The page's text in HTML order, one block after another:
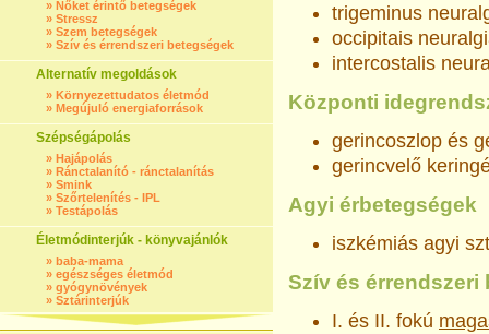
» Nőket érintő betegségek
» Stressz
» Szem betegségek
» Szív és érrendszeri betegségek
Alternatív megoldások
» Környezettudatos életmód
» Megújuló energiaforrások
Szépségápolás
» Hajápolás
» Ránctalanító - ránctalanítás
» Smink
» Szőrtelenítés - IPL
» Testápolás
Életmódinterjúk - könyvajánlók
» baba-mama
» egészséges életmód
» gyógynövények
» Sztárinterjúk
trigeminus
occipitais
intercostalis
Központi
gerincoszlop és
gerincvelő
Agyi érbetegségek
iszkémiás agyi
Szív és érrendszeri
I. és II. fokú